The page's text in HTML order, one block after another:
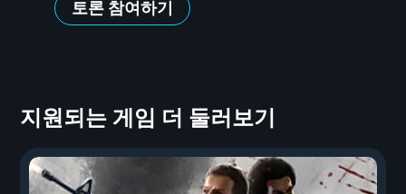
토론 참여하기
지원되는 게임 더 둘러보기